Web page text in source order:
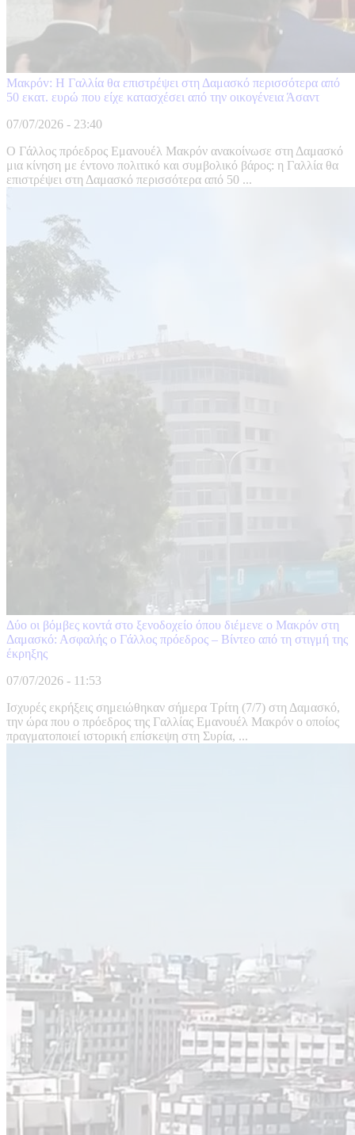
Μακρόv: Η Γαλλία θα επιστρέψει στη Δαμασκό περισσότερα από
50 εκατ. ευρώ που είχε κατασχέσει από την οικογένεια Άσαντ
07/07/2026 - 23:40
Ο Γάλλος πρόεδρος Εμανουέλ Μακρόν ανακοίνωσε στη Δαμασκό
μια κίνηση με έντονο πολιτικό και συμβολικό βάρος: η Γαλλία θα
επιστρέψει στη Δαμασκό περισσότερα από 50 ...
Δύο οι βόμβες κοντά στο ξενοδοχείο όπου διέμενε ο Μακρόν στη
Δαμασκό: Ασφαλής ο Γάλλος πρόεδρος – Βίντεο από τη στιγμή της
έκρηξης
07/07/2026 - 11:53
Ισχυρές εκρήξεις σημειώθηκαν σήμερα Τρίτη (7/7) στη Δαμασκό,
την ώρα που ο πρόεδρος της Γαλλίας Εμανουέλ Μακρόν ο οποίος
πραγματοποιεί ιστορική επίσκεψη στη Συρία, ...